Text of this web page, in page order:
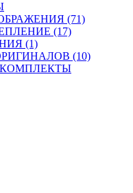
(71)
(17)
(1)
(10)
КОМПЛЕКТЫ